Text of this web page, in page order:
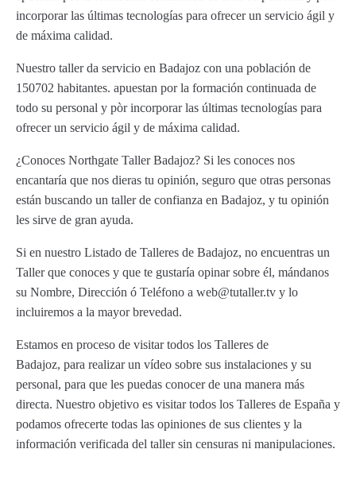
incorporar las últimas tecnologías para ofrecer un servicio ágil y
de máxima calidad.
Nuestro taller da servicio en Badajoz con una población de
150702 habitantes. apuestan por la formación continuada de
todo su personal y pòr incorporar las últimas tecnologías para
ofrecer un servicio ágil y de máxima calidad.
¿Conoces Northgate Taller Badajoz? Si les conoces nos
encantaría que nos dieras tu opinión, seguro que otras personas
están buscando un taller de confianza en Badajoz, y tu opinión
les sirve de gran ayuda.
Si en nuestro Listado de Talleres de Badajoz, no encuentras un
Taller que conoces y que te gustaría opinar sobre él, mándanos
su Nombre, Dirección ó Teléfono a web@tutaller.tv y lo
incluiremos a la mayor brevedad.
Estamos en proceso de visitar todos los Talleres de
Badajoz, para realizar un vídeo sobre sus instalaciones y su
personal, para que les puedas conocer de una manera más
directa. Nuestro objetivo es visitar todos los Talleres de España y
podamos ofrecerte todas las opiniones de sus clientes y la
información verificada del taller sin censuras ni manipulaciones.